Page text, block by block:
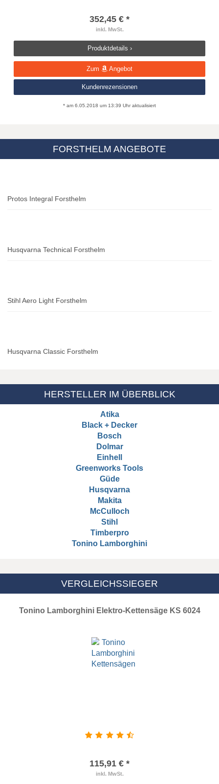
352,45 € *
inkl. MwSt.
Produktdetails ›
Zum Angebot
Kundenrezensionen
* am 6.05.2018 um 13:39 Uhr aktualisiert
FORSTHELM ANGEBOTE
Protos Integral Forsthelm
Husqvarna Technical Forsthelm
Stihl Aero Light Forsthelm
Husqvarna Classic Forsthelm
HERSTELLER IM ÜBERBLICK
Atika
Black + Decker
Bosch
Dolmar
Einhell
Greenworks Tools
Güde
Husqvarna
Makita
McCulloch
Stihl
Timberpro
Tonino Lamborghini
VERGLEICHSSIEGER
Tonino Lamborghini Elektro-Kettensäge KS 6024
115,91 € *
inkl. MwSt.